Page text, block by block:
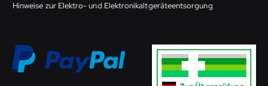
Hinweise zur Elektro- und Elektronikaltgeräteentsorgung